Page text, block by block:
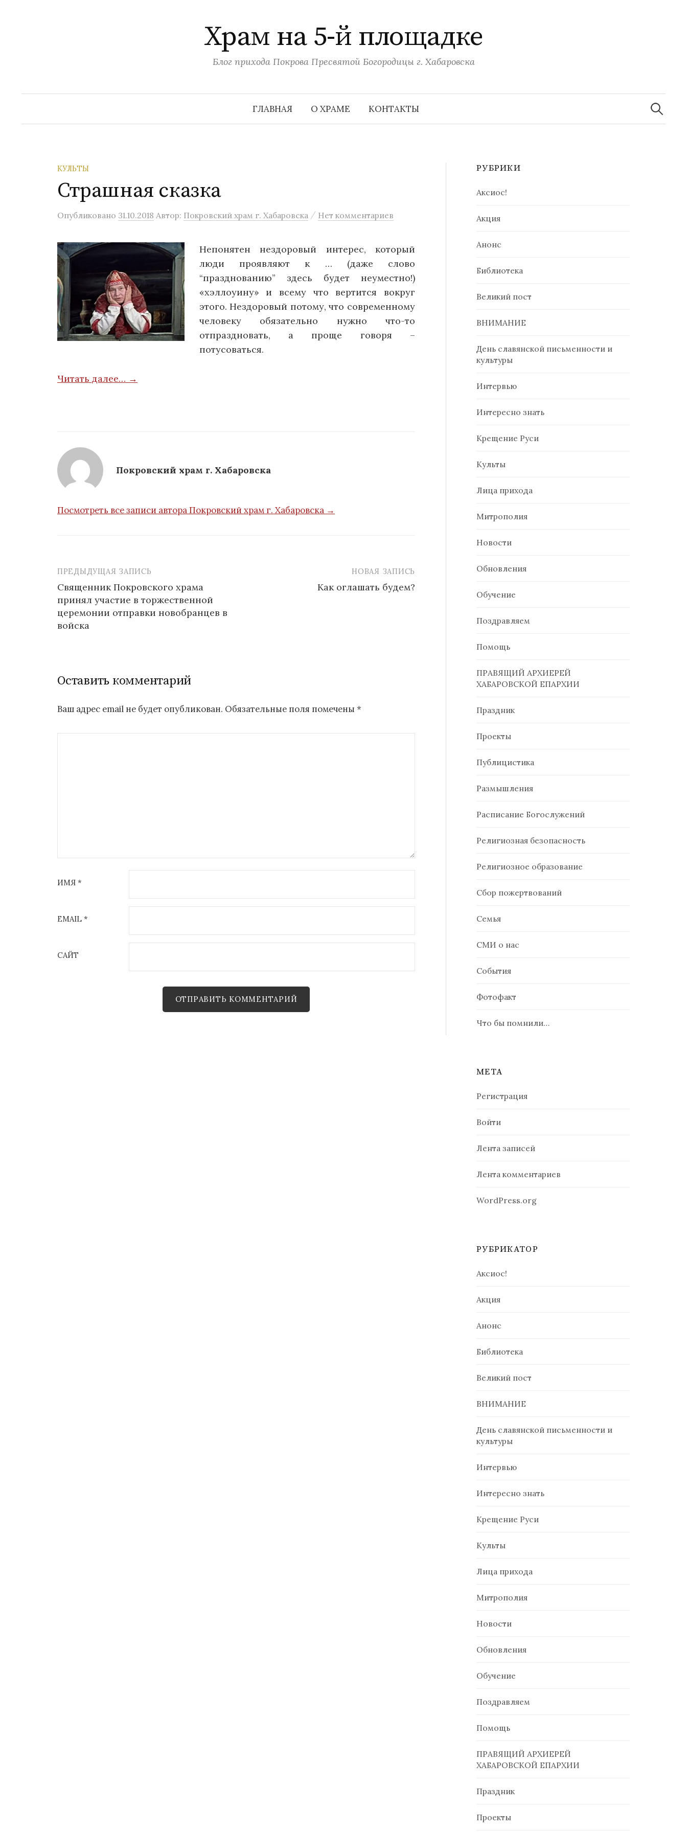
Храм на 5-й площадке
Блог прихода Покрова Пресвятой Богородицы г. Хабаровска
ГЛАВНАЯ О ХРАМЕ КОНТАКТЫ
Найти:
КУЛЬТЫ
Страшная сказка
Опубликовано 31.10.2018 Автор: Покровский храм г. Хабаровска / Нет комментариев
Непонятен нездоровый интерес, который
люди проявляют к … (даже слово
“празднованию” здесь будет неуместно!)
«хэллоуину» и всему что вертится вокруг
этого. Нездоровый потому, что современному
человеку обязательно нужно что-то
отпраздновать, а проще говоря –
потусоваться.
Читать далее… →
Покровский храм г. Хабаровска
Посмотреть все записи автора Покровский храм г. Хабаровска →
Навигация
по
записям
ПРЕДЫДУЩАЯ ЗАПИСЬ
Священник Покровского храма
принял участие в торжественной
церемонии отправки новобранцев в
войска
НОВАЯ ЗАПИСЬ
Как оглашать будем?
Оставить комментарий
Ваш адрес email не будет опубликован. Обязательные поля помечены *
ИМЯ *
EMAIL *
САЙТ
РУБРИКИ
Аксиос!
Акция
Анонс
Библиотека
Великий пост
ВНИМАНИЕ
День славянской письменности и
культуры
Интервью
Интересно знать
Крещение Руси
Культы
Лица прихода
Митрополия
Новости
Обновления
Обучение
Поздравляем
Помощь
ПРАВЯЩИЙ АРХИЕРЕЙ
ХАБАРОВСКОЙ ЕПАРХИИ
Праздник
Проекты
Публицистика
Размышления
Расписание Богослужений
Религиозная безопасность
Религиозное образование
Сбор пожертвований
Семья
СМИ о нас
События
Фотофакт
Что бы помнили…
МЕТА
Регистрация
Войти
Лента записей
Лента комментариев
WordPress.org
РУБРИКАТОР
Аксиос!
Акция
Анонс
Библиотека
Великий пост
ВНИМАНИЕ
День славянской письменности и
культуры
Интервью
Интересно знать
Крещение Руси
Культы
Лица прихода
Митрополия
Новости
Обновления
Обучение
Поздравляем
Помощь
ПРАВЯЩИЙ АРХИЕРЕЙ
ХАБАРОВСКОЙ ЕПАРХИИ
Праздник
Проекты